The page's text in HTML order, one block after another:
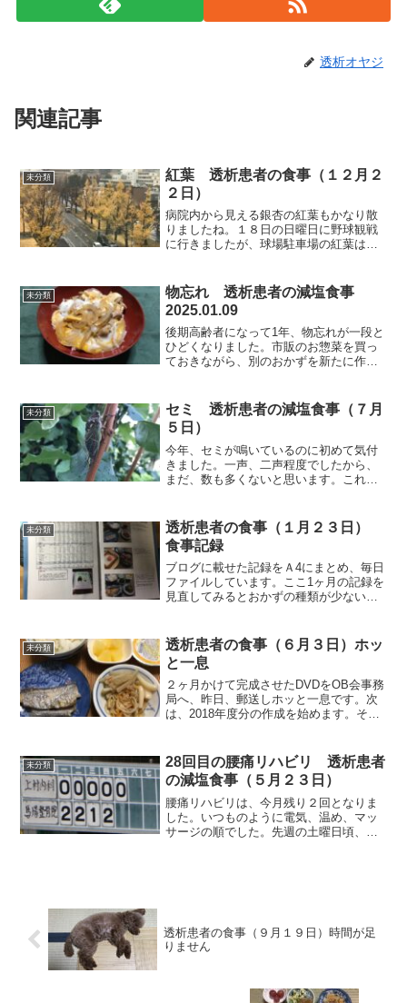
透析オヤジ
関連記事
未分類
紅葉 透析患者の食事（１２月２
２日）
病院内から見える銀杏の紅葉もかなり散
りましたね。１８日の日曜日に野球観戦
に行きましたが、球場駐車場の紅葉はま
を置いて食べると余計に美味しく感じま
す。今朝、久し振りに金平...
未分類
物忘れ 透析患者の減塩食事
2025.01.09
後期高齢者になって1年、物忘れが一段と
ひどくなりました。市販のお惣菜を買っ
ておきながら、別のおかずを新たに作っ
てこなかったり、後になってふと思い出
したりと、物忘れが常に...
未分類
セミ 透析患者の減塩食事（７月
５日）
今年、セミが鳴いているのに初めて気付
きました。一声、二声程度でしたから、
まだ、数も多くないと思います。これか
から羽化後そんなに時間は経っていない
ようでした。それでは朝食...
未分類
透析患者の食事（１月２３日）
食事記録
ブログに載せた記録をＡ4にまとめ、毎日
ファイルしています。ここ1ヶ月の記録を
見直してみるとおかずの種類が少ないこ
な料理になってしまいます。それでは朝
食から紹介します。朝...
未分類
透析患者の食事（６月３日）ホッ
と一息
２ヶ月かけて完成させたDVDをOB会事務
局へ、昨日、郵送しホッと一息です。次
は、2018年度分の作成を始めます。それ
代りに減塩ポン酢をかけました。右の皿
の酢ゴボウ、ラッ...
未分類
28回目の腰痛リハビリ 透析患者
の減塩食事（５月２３日）
腰痛リハビリは、今月残り２回となりま
した。いつものように電気、温め、マッ
サージの順でした。先週の土曜日頃、以
透析患者の食事（９月１９日）時間が足
りません